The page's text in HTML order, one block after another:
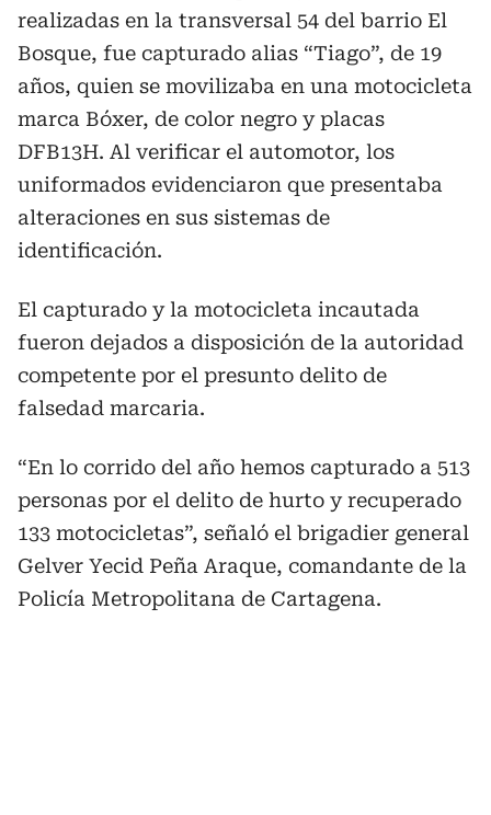
realizadas en la transversal 54 del barrio El
Bosque, fue capturado alias “Tiago”, de 19
años, quien se movilizaba en una motocicleta
marca Bóxer, de color negro y placas
DFB13H. Al verificar el automotor, los
uniformados evidenciaron que presentaba
alteraciones en sus sistemas de
identificación.
El capturado y la motocicleta incautada
fueron dejados a disposición de la autoridad
competente por el presunto delito de
falsedad marcaria.
“En lo corrido del año hemos capturado a 513
personas por el delito de hurto y recuperado
133 motocicletas”, señaló el brigadier general
Gelver Yecid Peña Araque, comandante de la
Policía Metropolitana de Cartagena.